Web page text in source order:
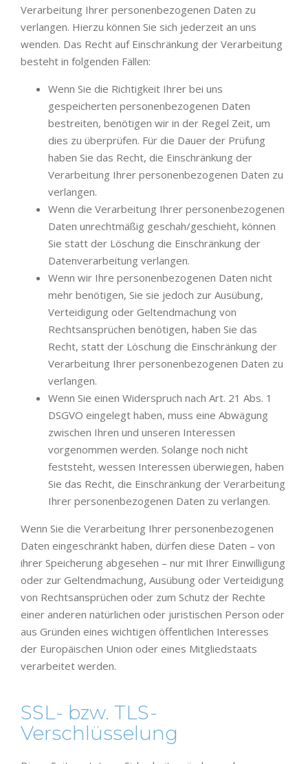
Verarbeitung Ihrer personenbezogenen Daten zu
verlangen. Hierzu können Sie sich jederzeit an uns
wenden. Das Recht auf Einschränkung der Verarbeitung
besteht in folgenden Fällen:
Wenn Sie die Richtigkeit Ihrer bei uns
gespeicherten personenbezogenen Daten
bestreiten, benötigen wir in der Regel Zeit, um
dies zu überprüfen. Für die Dauer der Prüfung
haben Sie das Recht, die Einschränkung der
Verarbeitung Ihrer personenbezogenen Daten zu
verlangen.
Wenn die Verarbeitung Ihrer personenbezogenen
Daten unrechtmäßig geschah/geschieht, können
Sie statt der Löschung die Einschränkung der
Datenverarbeitung verlangen.
Wenn wir Ihre personenbezogenen Daten nicht
mehr benötigen, Sie sie jedoch zur Ausübung,
Verteidigung oder Geltendmachung von
Rechtsansprüchen benötigen, haben Sie das
Recht, statt der Löschung die Einschränkung der
Verarbeitung Ihrer personenbezogenen Daten zu
verlangen.
Wenn Sie einen Widerspruch nach Art. 21 Abs. 1
DSGVO eingelegt haben, muss eine Abwägung
zwischen Ihren und unseren Interessen
vorgenommen werden. Solange noch nicht
feststeht, wessen Interessen überwiegen, haben
Sie das Recht, die Einschränkung der Verarbeitung
Ihrer personenbezogenen Daten zu verlangen.
Wenn Sie die Verarbeitung Ihrer personenbezogenen
Daten eingeschränkt haben, dürfen diese Daten – von
ihrer Speicherung abgesehen – nur mit Ihrer Einwilligung
oder zur Geltendmachung, Ausübung oder Verteidigung
von Rechtsansprüchen oder zum Schutz der Rechte
einer anderen natürlichen oder juristischen Person oder
aus Gründen eines wichtigen öffentlichen Interesses
der Europäischen Union oder eines Mitgliedstaats
verarbeitet werden.
SSL- bzw. TLS-
Verschlüsselung